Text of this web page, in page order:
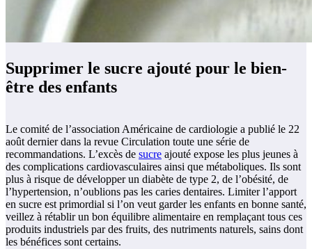
Supprimer le sucre ajouté pour le bien-
être des enfants
Le comité de l’association Américaine de cardiologie a publié le 22
août dernier dans la revue Circulation toute une série de
recommandations. L’excès de sucre ajouté expose les plus jeunes à
des complications cardiovasculaires ainsi que métaboliques. Ils sont
plus à risque de développer un diabète de type 2, de l’obésité, de
l’hypertension, n’oublions pas les caries dentaires. Limiter l’apport
en sucre est primordial si l’on veut garder les enfants en bonne santé,
veillez à rétablir un bon équilibre alimentaire en remplaçant tous ces
produits industriels par des fruits, des nutriments naturels, sains dont
les bénéfices sont certains.